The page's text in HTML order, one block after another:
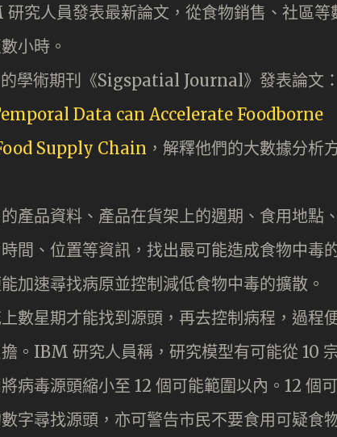
究人員發表最新論文，從食物銷售、社區等
小時。
學術期刊《Sigspatial Journal》發表論文：
Data can Accelerate Foodborne
Supply Chain ，解釋他們的大數據分析
產品資料、產品在貨架上的週期、食用地點
間、位置等資訊，找出最可能造成食物中毒
加速尋找病原並控制減低食物中毒的擴散。
數星期才能找到源頭，再去控制病程，過程
。IBM 研究人員稱，研究模型有可能從 10
病毒源頭縮小至 12 個可能範圍以內。12 個
字尋找源頭，亦可警告市民不要食用可疑食